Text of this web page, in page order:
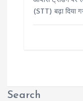
(STT) बढ़ा दिया
Search